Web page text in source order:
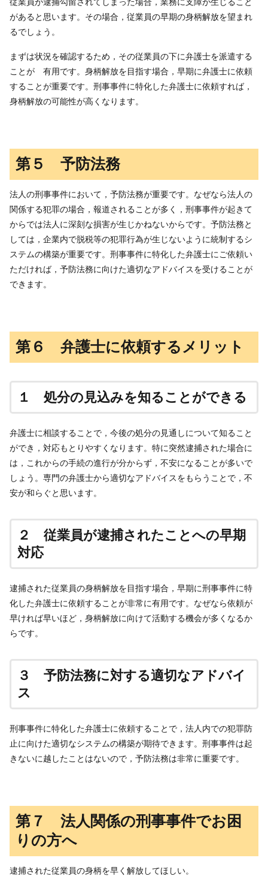
があると思います。その場合，従業員の早期の身柄解放を望まれ
るでしょう。
まずは状況を確認するため，その従業員の下に弁護士を派遣する
ことが 有用です。身柄解放を目指す場合，早期に弁護士に依頼
することが重要です。刑事事件に特化した弁護士に依頼すれば，
身柄解放の可能性が高くなります。
第５ 予防法務
法人の刑事事件において，予防法務が重要です。なぜなら法人の
関係する犯罪の場合，報道されることが多く，刑事事件が起きて
からでは法人に深刻な損害が生じかねないからです。予防法務と
しては，企業内で脱税等の犯罪行為が生じないように統制するシ
ステムの構築が重要です。刑事事件に特化した弁護士にご依頼い
ただければ，予防法務に向けた適切なアドバイスを受けることが
できます。
第６ 弁護士に依頼するメリット
１ 処分の見込みを知ることができる
弁護士に相談することで，今後の処分の見通しについて知ること
ができ，対応もとりやすくなります。特に突然逮捕された場合に
は，これからの手続の進行が分からず，不安になることが多いで
しょう。専門の弁護士から適切なアドバイスをもらうことで，不
安が和らぐと思います。
２ 従業員が逮捕されたことへの早期
対応
逮捕された従業員の身柄解放を目指す場合，早期に刑事事件に特
化した弁護士に依頼することが非常に有用です。なぜなら依頼が
早ければ早いほど，身柄解放に向けて活動する機会が多くなるか
らです。
３ 予防法務に対する適切なアドバイ
ス
刑事事件に特化した弁護士に依頼することで，法人内での犯罪防
止に向けた適切なシステムの構築が期待できます。刑事事件は起
きないに越したことはないので，予防法務は非常に重要です。
第７ 法人関係の刑事事件でお困
りの方へ
逮捕された従業員の身柄を早く解放してほしい。